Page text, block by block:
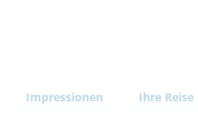
Impressionen Ihre Reise